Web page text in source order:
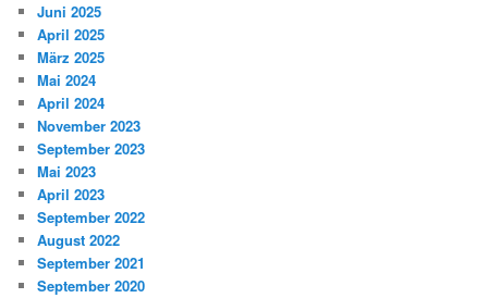
Juni 2025
April 2025
März 2025
Mai 2024
April 2024
November 2023
September 2023
Mai 2023
April 2023
September 2022
August 2022
September 2021
September 2020